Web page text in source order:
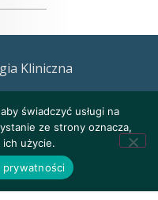
Kliniczna
świadczyć usługi na
ze strony oznacza,
ich użycie.
prywatności